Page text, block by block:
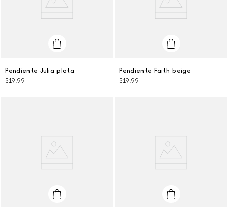
Talla Única
Pendiente Julia plata
$19,99
Talla Única
Pendiente Faith beige
$19,99